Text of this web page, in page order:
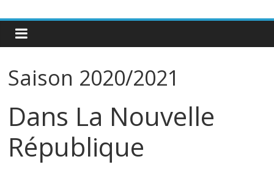
Saison 2020/2021
Dans La Nouvelle
République